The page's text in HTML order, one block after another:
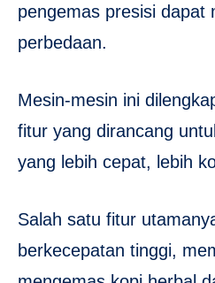
pengemas presisi dapat
perbedaan.
Mesin-mesin ini
fitur yang dirancang
yang lebih cepat, lebih
Salah satu fitur
berkecepatan tinggi,